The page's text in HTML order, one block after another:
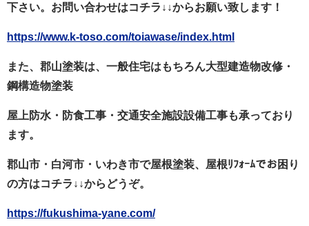
下さい。お問い合わせはコチラ ↓↓からお願い致します！
https://www.k-toso.com/toiawase/index.html
また、郡山塗装は、一般住宅はもちろん大型建造物改修・
鋼構造物塗装
屋上防水・防食工事・交通安全施設設備工事も承っており
ます。
郡山市・白河市・いわき市で屋根塗装、屋根ﾘﾌｫｰﾑでお困り
の方はコチラ↓↓からどうぞ。
https://fukushima-yane.com/